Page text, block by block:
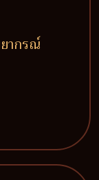
ากรณ์